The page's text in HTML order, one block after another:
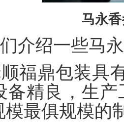
马永
介绍一些马
福鼎包装具
备精良，生
模最俱规模的